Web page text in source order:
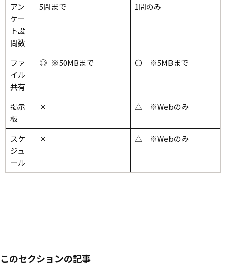
アン
ケー
ト設
問数
5問まで 1問のみ
ファ
イル
共有
◎ ※50MBまで 〇 ※5MBまで
掲示
板
× △ ※Webのみ
スケ
ジュ
ール
× △ ※Webのみ
このセクションの記事